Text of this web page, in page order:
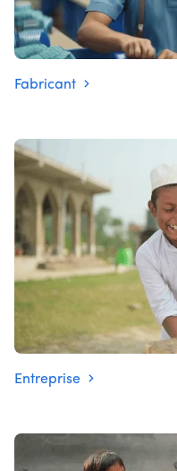
Fabricant
Entreprise